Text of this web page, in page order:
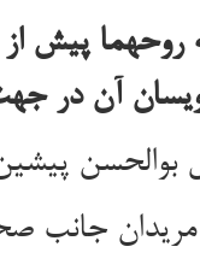
روحهما پیش
آن در
بوالحسن
جانب